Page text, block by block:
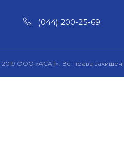
(044) 200-25-69
ООО «АСАТ». Всі права захищені